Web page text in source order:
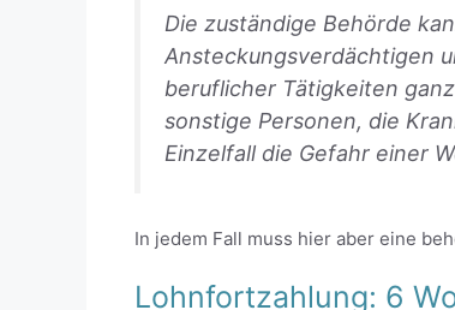
Die zuständige Behörde
Ansteckungsverdächtigen
beruflicher Tätigkeiten
sonstige Personen, die
Einzelfall die Gefahr einer
In jedem Fall muss hier aber eine
Lohnfortzahlung: 6